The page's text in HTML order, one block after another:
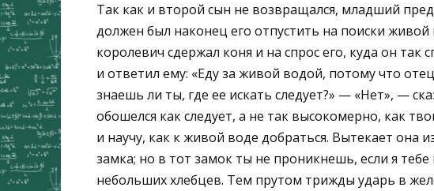
Так как и второй сын не возвращался, младший
должен был наконец его отпустить на поиски
королевич сдержал коня и на спрос его, куда он так
и ответил ему: «Еду за живой водой, потому что
знаешь ли ты, где ее искать следует?» — «Нет», —
обошелся как следует, а не так высокомерно, как
и научу, как к живой воде добраться. Вытекает она
замка; но в тот замок ты не проникнешь, если я
небольших хлебцев. Тем прутом трижды ударь в